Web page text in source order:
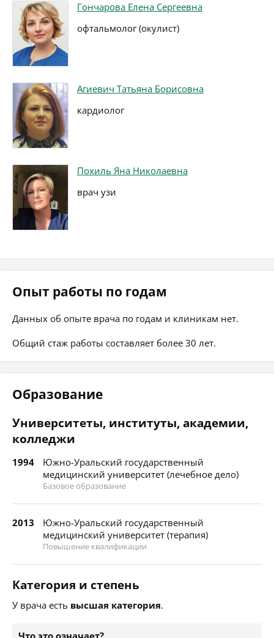
Гончарова Елена Сергеевна
офтальмолог (окулист)
Агиевич Татьяна Борисовна
кардиолог
Похиль Яна Николаевна
врач узи
Опыт работы по годам
Данных об опыте врача по годам и клиникам нет.
Общий стаж работы составляет более 30 лет.
Образование
Университеты, институты, академии,
колледжи
1994
Южно-Уральский государственный
медицинский университет (лечебное дело)
Базовое образование
2013
Южно-Уральский государственный
медицинский университет (терапия)
Повышение квалификации
Категория и степень
У врача есть высшая категория.
Что это означает?